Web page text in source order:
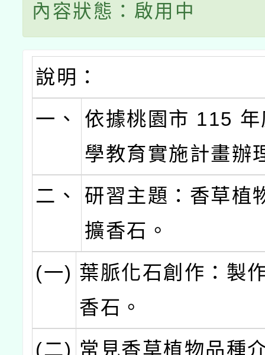
內容狀態：啟用中
說明：
一、
依據桃園市 115
學教育實施計畫辦
二、
研習主題：香草植
擴香石。
(一) 葉脈化石創作：製
香石。
(二) 常見香草植物品種